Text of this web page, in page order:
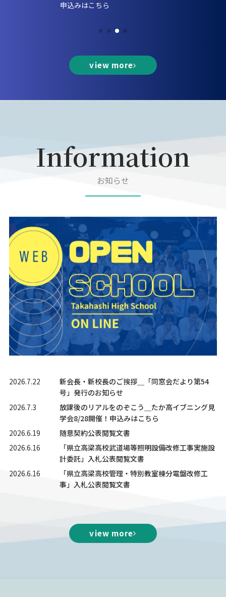
view more
Information
お知らせ
2026.7.22
新会長・新校長のご挨拶＿「同窓会だより第54
号」発行のお知らせ
2026.7.3
放課後のリアルをのぞこう＿たか高イブニング見
学会8/28開催！申込みはこちら
2026.6.19
随意契約公表閲覧文書
2026.6.16
「県立高梁高校武道場等照明設備改修工事実施設
計委託」入札公表閲覧文書
2026.6.16
「県立高梁高校管理・特別教室棟分電盤改修工
事」入札公表閲覧文書
view more